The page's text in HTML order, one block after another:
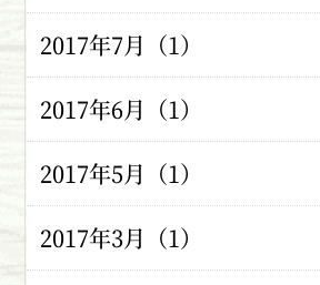
2017年7月（1）
2017年6月（1）
2017年5月（1）
2017年3月（1）